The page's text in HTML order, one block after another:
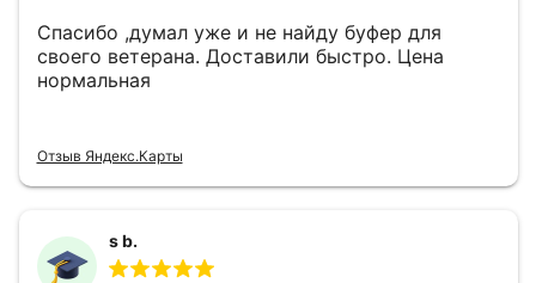
Спасибо ,думал уже и не найду буфер для
своего ветерана. Доставили быстро. Цена
нормальная
Отзыв Яндекс.Карты
s b.